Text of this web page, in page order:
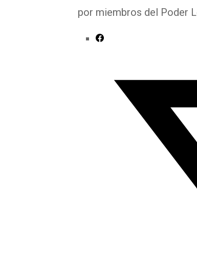
por miembros del Poder